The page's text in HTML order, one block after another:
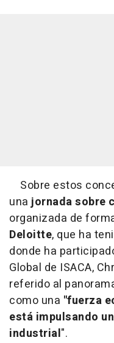
Sobre estos
unajornada sobre
organizada de
Deloitte, que ha
donde ha
Global de ISACA,
referido al
como una "fuerza
está impulsando
industrial".